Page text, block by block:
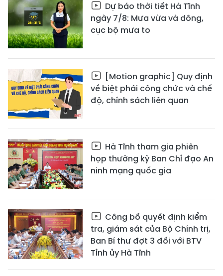
Dự báo thời tiết Hà Tĩnh
ngày 7/8: Mưa vừa và dông,
cục bộ mưa to
[Motion graphic] Quy định
về biệt phái công chức và chế
độ, chính sách liên quan
Hà Tĩnh tham gia phiên
họp thường kỳ Ban Chỉ đạo An
ninh mạng quốc gia
Công bố quyết định kiểm
tra, giám sát của Bộ Chính trị,
Ban Bí thư đợt 3 đối với BTV
Tỉnh ủy Hà Tĩnh